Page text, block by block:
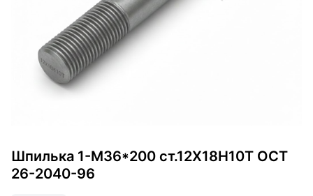
Шпилька 1-М36*200 ст.12Х18Н10Т ОСТ
26-2040-96